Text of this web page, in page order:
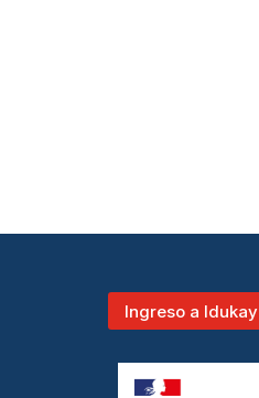
Ingreso a Idukay